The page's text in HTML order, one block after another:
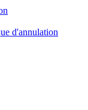
d'annulation